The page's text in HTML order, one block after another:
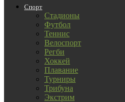
Спорт
Стадионы
Футбол
Теннис
Велоспорт
Регби
Хоккей
Плавание
Турниры
Трибуна
Экстрим